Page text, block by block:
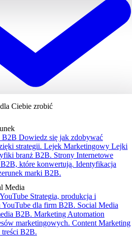
Ciebie zrobić
B2B Dowiedz się jak zdobywać
strategii. Lejek Marketingowy Lejki
branż B2B. Strony Internetowe
które konwertują. Identyfikacja
marki B2B.
Media
Strategia, produkcja i
YouTube dla firm B2B. Social Media
B2B. Marketing Automation
marketingowych. Content Marketing
treści B2B.